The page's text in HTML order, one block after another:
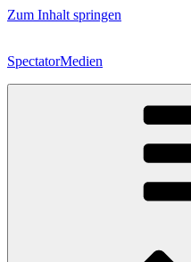
Zum Inhalt springen
SpectatorMedien